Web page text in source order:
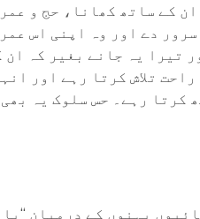
کے ساتھ کھانا، حج و
دے اور وہ اپنی اس
تیرا یہ جانے بغیر کہ
تلاش کرتا رہے اور
بہنوں کے درمیان